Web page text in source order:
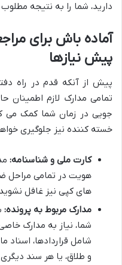
دارید، شما را به نتیجه
آماده باش برای
پیش نیازها
پیش از آنکه قدم در راه
تمامی مدارک لازم اطمینان
جویی در زمان شما کمک می
خسته کننده نیز جلوگیری
کارت ملی و شناسنامه:
هویت در تمامی مراحل
های کپی نیز غافل
مدارک مربوط به پرونده:
شما، نیاز به مدارک
شامل قراردادها، اسناد
و طلاق، یا هر سند